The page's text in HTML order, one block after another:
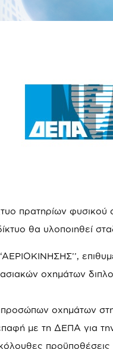
πρατηρίων
θα υλοποιηθεί
οχημάτων
οχημάτων
με τη ΔΕΠΑ για
προϋποθέσεις